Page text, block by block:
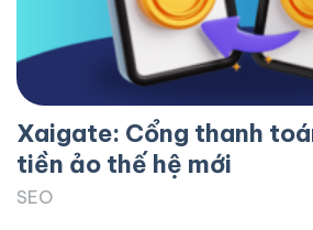
Xaigate: Cổng thanh
tiền ảo thế hệ mới
SEO